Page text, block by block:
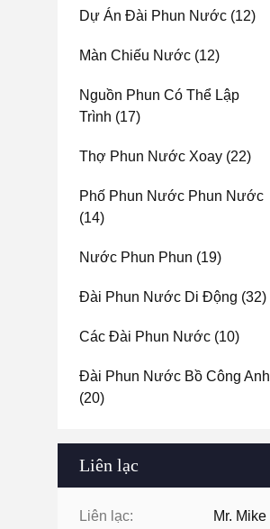
Dự Án Đài Phun Nước (12)
Màn Chiếu Nước (12)
Nguồn Phun Có Thể Lập
Trình (17)
Thợ Phun Nước Xoay (22)
Phố Phun Nước Phun Nước
(14)
Nước Phun Phun (19)
Đài Phun Nước Di Động (32)
Các Đài Phun Nước (10)
Đài Phun Nước Bồ Công Anh
(20)
Liên lạc
Liên lạc: Mr. Mike